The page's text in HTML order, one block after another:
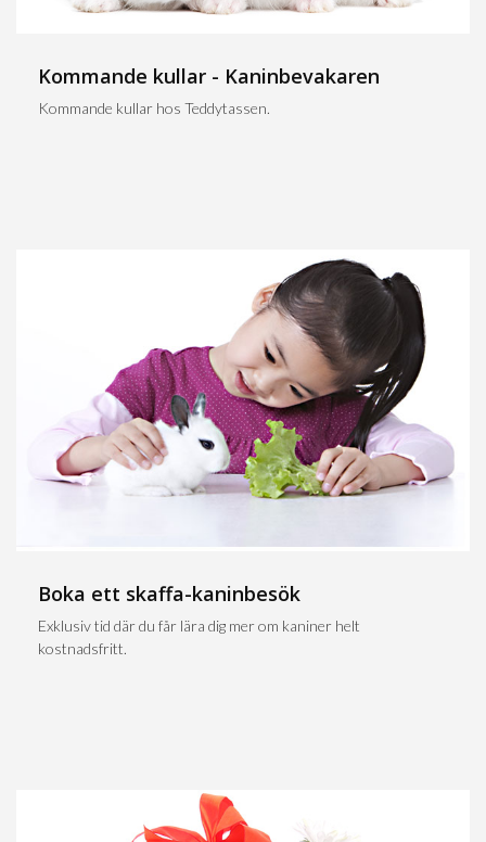
Kommande kullar - Kaninbevakaren
Kommande kullar hos Teddytassen.
Boka ett skaffa-kaninbesök
Exklusiv tid där du får lära dig mer om kaniner helt
kostnadsfritt.